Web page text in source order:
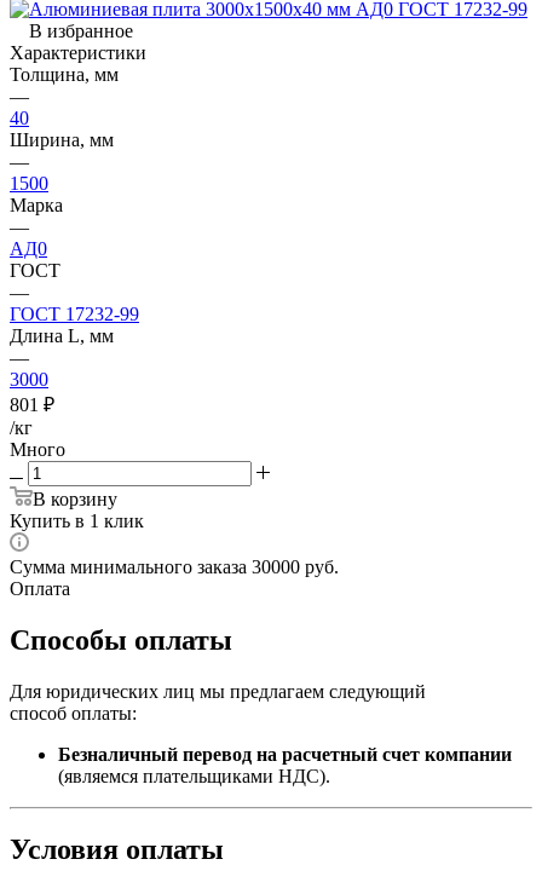
В избранное
Характеристики
Толщина, мм
—
40
Ширина, мм
—
1500
Марка
—
АД0
ГОСТ
—
ГОСТ 17232-99
Длина L, мм
—
3000
801 ₽
/кг
Много
В корзину
Купить в 1 клик
Сумма минимального заказа 30000 руб.
Оплата
Способы оплаты
Для юридических лиц мы предлагаем следующий
способ оплаты:
Безналичный перевод на расчетный счет компании
(являемся плательщиками НДС).
Условия оплаты